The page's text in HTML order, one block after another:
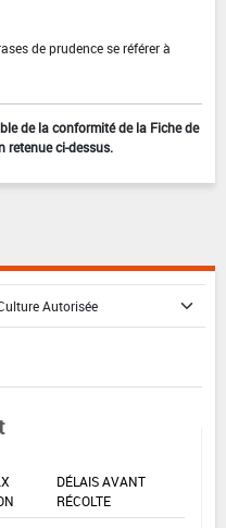
de prudence se référer à
de la conformité de la Fiche de
retenue ci-dessus.
DÉLAIS AVANT
RÉCOLTE